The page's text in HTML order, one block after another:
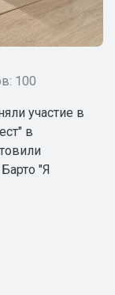
100
участие в
в
"Я